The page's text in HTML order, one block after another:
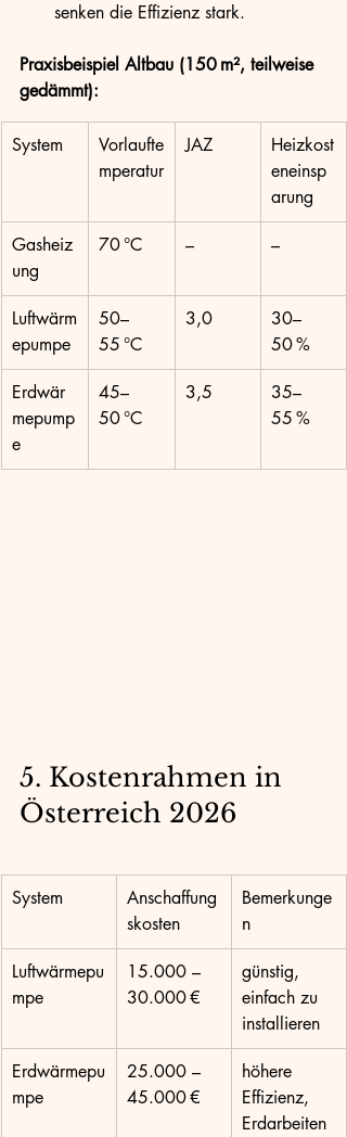
senken die Effizienz stark.
Praxisbeispiel Altbau (150 m², teilweise
gedämmt):
System
Vorlaufte
mperatur
JAZ
Heizkost
eneinsp
arung
Gasheiz
ung
70 °C – –
Luftwärm
epumpe
50–
55 °C
3,0
30–
50 %
Erdwär
mepump
e
45–
50 °C
3,5
35–
55 %
5. Kostenrahmen in
Österreich 2026
System
Anschaffung
skosten
Bemerkunge
n
Luftwärmepu
mpe
15.000 –
30.000 €
günstig,
einfach zu
installieren
Erdwärmepu
mpe
25.000 –
45.000 €
höhere
Effizienz,
Erdarbeiten